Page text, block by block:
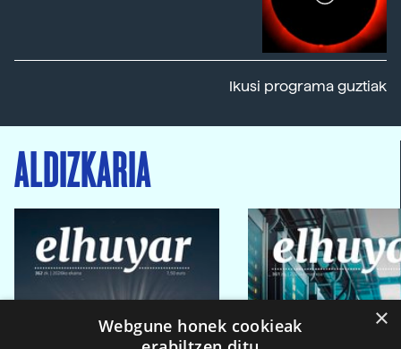
Ikusi programa guztiak
ALDIZKARIA
×
Webgune honek cookieak